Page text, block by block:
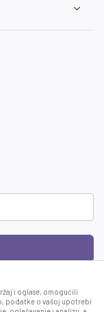
i oglase, omogućili
podatke o vašoj upotrebi